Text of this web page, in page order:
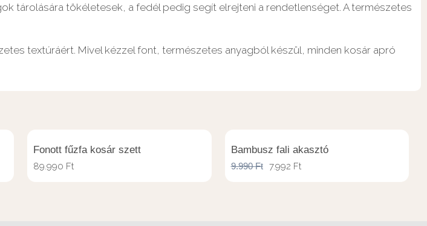
tárolására tökéletesek, a fedél pedig segít elrejteni a rendetlenséget. A természetes
textúráért. Mivel kézzel font, természetes anyagból készül, minden kosár apró
Fonott fűzfa kosár szett
89.990 Ft
Bambusz fali akasztó
9.990Ft 7.992 Ft